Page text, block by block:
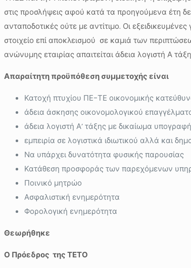
στις προσλήψεις αφού κατά τα προηγούμενα έτη
ανταποδοτικές ούτε με αντίτιμο. Οι
στοιχείο επί αποκλεισμού σε καμιά των
ανώνυμης εταιρίας απαιτείται άδεια λογιστή Α
Απαραίτητη προϋπόθεση συμμετοχής είναι
Κατοχή πτυχίου ΠΕ-ΤΕ οικονομικής
άδεια άσκησης οικονομολογικού
άδεια λογιστή Α’ τάξης με δικαίωμα
εμπειρία σε λογιστικά ιδιωτικού αλλά και
Να υπάρχει δυνατότητα φυσικής παρουσίας
Κατάθεση προσφοράς των παρεχόμενων
Ποινικό μητρώο
Ασφαλιστική ενημερότητα
Φορολογική ενημερότητα
Θεωρήθηκε
Ο Πρόεδρος της ΤΕΤΟ